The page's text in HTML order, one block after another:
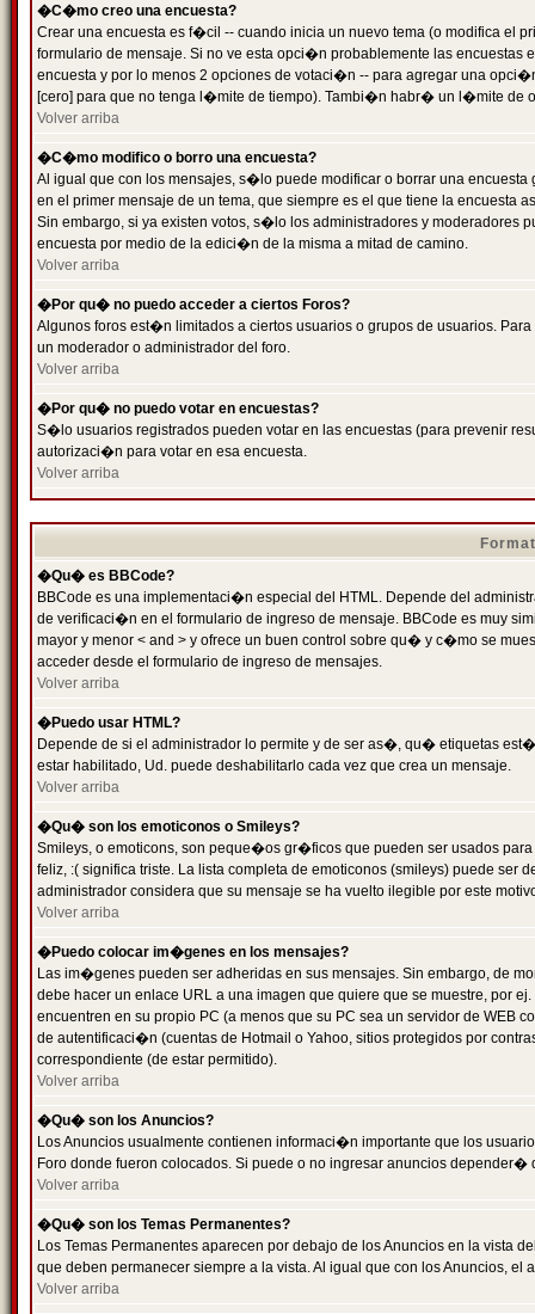
�C�mo creo una encuesta?
Crear una encuesta es f�cil -- cuando inicia un nuevo tema (o modifica el
formulario de mensaje. Si no ve esta opci�n probablemente las
encuesta y por lo menos 2 opciones de votaci�n -- para agregar una
[cero] para que no tenga l�mite de tiempo). Tambi�n habr� un l�mite de
Volver arriba
�C�mo modifico o borro una encuesta?
Al igual que con los mensajes, s�lo puede modificar o borrar una
en el primer mensaje de un tema, que siempre es el que tiene la encuesta
Sin embargo, si ya existen votos, s�lo los administradores y moderadores
encuesta por medio de la edici�n de la misma a mitad de camino.
Volver arriba
�Por qu� no puedo acceder a ciertos Foros?
Algunos foros est�n limitados a ciertos usuarios o grupos de usuarios.
un moderador o administrador del foro.
Volver arriba
�Por qu� no puedo votar en encuestas?
S�lo usuarios registrados pueden votar en las encuestas (para prevenir
autorizaci�n para votar en esa encuesta.
Volver arriba
�Qu� es BBCode?
BBCode es una implementaci�n especial del HTML. Depende del
de verificaci�n en el formulario de ingreso de mensaje. BBCode es muy
mayor y menor < and > y ofrece un buen control sobre qu� y c�mo se
acceder desde el formulario de ingreso de mensajes.
Volver arriba
�Puedo usar HTML?
Depende de si el administrador lo permite y de ser as�, qu� etiquetas
estar habilitado, Ud. puede deshabilitarlo cada vez que crea un mensaje.
Volver arriba
�Qu� son los emoticonos o Smileys?
Smileys, o emoticons, son peque�os gr�ficos que pueden ser usados
feliz, :( significa triste. La lista completa de emoticonos (smileys) puede
administrador considera que su mensaje se ha vuelto ilegible por este
Volver arriba
�Puedo colocar im�genes en los mensajes?
Las im�genes pueden ser adheridas en sus mensajes. Sin embargo, de
debe hacer un enlace URL a una imagen que quiere que se muestre, por
encuentren en su propio PC (a menos que su PC sea un servidor de
de autentificaci�n (cuentas de Hotmail o Yahoo, sitios protegidos por
correspondiente (de estar permitido).
Volver arriba
�Qu� son los Anuncios?
Los Anuncios usualmente contienen informaci�n importante que los
Foro donde fueron colocados. Si puede o no ingresar anuncios
Volver arriba
�Qu� son los Temas Permanentes?
Los Temas Permanentes aparecen por debajo de los Anuncios en la
que deben permanecer siempre a la vista. Al igual que con los Anuncios,
Volver arriba